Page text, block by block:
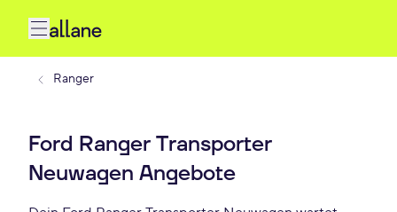
Ranger
Ford Ranger Transporter
Neuwagen Angebote